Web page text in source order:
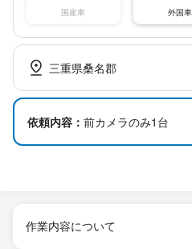
国産車 外国車
三重県桑名郡
依頼内容： 前カメラのみ1台
作業内容について